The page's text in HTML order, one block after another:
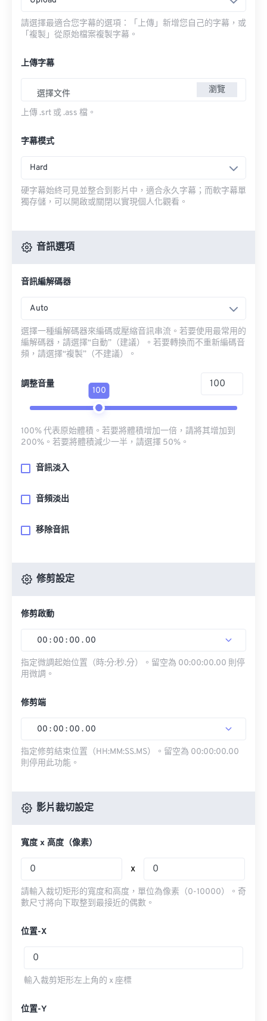
請選擇最適合您字幕的選項：「上傳」新增您自己的字幕，或
「複製」從原始檔案複製字幕。
上傳字幕
選擇文件 瀏覽
上傳 .srt 或 .ass 檔。
字幕模式
Hard
硬字幕始終可見並整合到影片中，適合永久字幕；而軟字幕單
獨存儲，可以開啟或關閉以實現個人化觀看。
音訊選項
音訊編解碼器
Auto
選擇一種編解碼器來編碼或壓縮音訊串流。若要使用最常用的
編解碼器，請選擇“自動”（建議）。若要轉換而不重新編碼音
頻，請選擇“複製”（不建議）。
調整音量
100
100% 代表原始體積。若要將體積增加一倍，請將其增加到
200%。若要將體積減少一半，請選擇 50%。
音訊淡入
音頻淡出
移除音訊
修剪設定
修剪啟動
00 : 00 : 00 . 00
指定微調起始位置（時:分:秒.分）。留空為 00:00:00.00 則停
用微調。
修剪端
00 : 00 : 00 . 00
指定修剪結束位置（HH:MM:SS.MS）。留空為 00:00:00.00
則停用此功能。
影片裁切設定
寬度 x 高度（像素）
x
請輸入裁切矩形的寬度和高度，單位為像素（0-10000）。奇
數尺寸將向下取整到最接近的偶數。
位置-X
輸入裁剪矩形左上角的 x 座標
位置-Y